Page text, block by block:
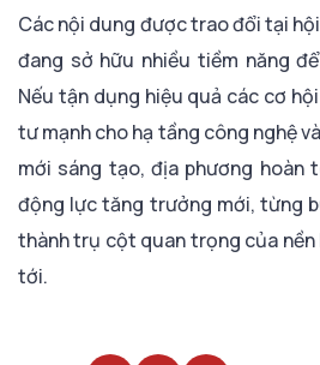
Các nội dung được trao đổi tại
đang sở hữu nhiều tiềm năng
Nếu tận dụng hiệu quả các cơ
tư mạnh cho hạ tầng công nghệ
mới sáng tạo, địa phương hoàn
động lực tăng trưởng mới, từng
thành trụ cột quan trọng của
tới.